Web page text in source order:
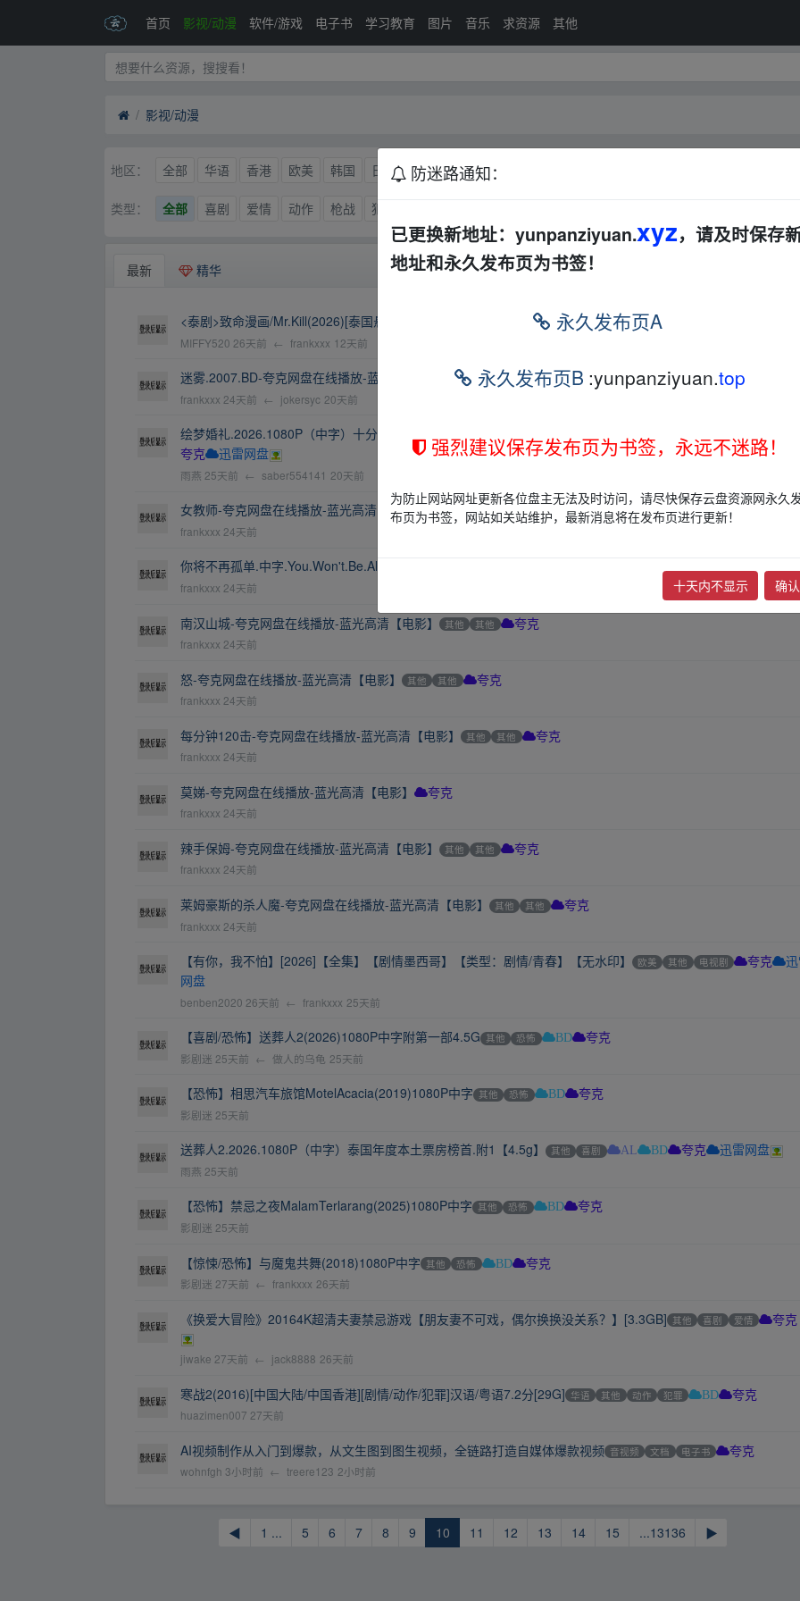
首页 影视/动漫 软件/游戏 电子书 学习教育 图片 音乐 求资源 其他
影视/动漫
地区： 全部 华语 香港 欧美 韩国 日本 印度 其他
类型： 全部 喜剧 爱情 动作 枪战 犯罪
最新 精华
<泰剧>致命漫画/Mr.Kill(2026)[泰国悬疑剧情探案] BD 夸克 迅雷网盘
MIFFY520 26天前 ← frankxxx 12天前
迷雾.2007.BD-夸克网盘在线播放-蓝光高清【电影】 夸克
frankxxx 24天前 ← jokersyc 20天前
绘梦婚礼.2026.1080P（中字）十分美味！豆瓣9.3分【更新第4集】单集1.6g-1.8g 其他 爱情
夸克
迅雷网盘
雨燕 25天前 ← saber554141 20天前
女教师-夸克网盘在线播放-蓝光高清【电影】 夸克
frankxxx 24天前
你将不再孤单.中字.You.Won't.Be.Alone.2-夸克网盘在线播放-蓝光高清【电影】
frankxxx 24天前
南汉山城-夸克网盘在线播放-蓝光高清【电影】 其他 其他 夸克
frankxxx 24天前
怒-夸克网盘在线播放-蓝光高清【电影】 其他 其他 夸克
frankxxx 24天前
每分钟120击-夸克网盘在线播放-蓝光高清【电影】 其他 其他 夸克
frankxxx 24天前
莫娣-夸克网盘在线播放-蓝光高清【电影】 夸克
frankxxx 24天前
辣手保姆-夸克网盘在线播放-蓝光高清【电影】 其他 其他 夸克
frankxxx 24天前
莱姆豪斯的杀人魔-夸克网盘在线播放-蓝光高清【电影】 其他 其他 夸克
frankxxx 24天前
【有你，我不怕】[2026]【全集】【剧情墨西哥】【类型：剧情/青春】【无水印】 欧美 其他 电视剧 夸克
网盘
benben2020 26天前 ← frankxxx 25天前
【喜剧/恐怖】送葬人2(2026)1080P中字附第一部4.5G 其他 恐怖 BD 夸克
影剧迷 25天前 ← 做人的乌龟 25天前
【恐怖】相思汽车旅馆MotelAcacia(2019)1080P中字 其他 恐怖 BD 夸克
影剧迷 25天前
送葬人2.2026.1080P（中字）泰国年度本土票房榜首.附1【4.5g】 其他 喜剧 AL BD 夸克 迅雷网盘
雨燕 25天前
【恐怖】禁忌之夜MalamTerlarang(2025)1080P中字 其他 恐怖 BD 夸克
影剧迷 25天前
【惊悚/恐怖】与魔鬼共舞(2018)1080P中字 其他 恐怖 BD 夸克
影剧迷 27天前 ← frankxxx 26天前
《换爱大冒险》20164K超清夫妻禁忌游戏【朋友妻不可戏，偶尔换换没关系？】[3.3GB] 其他 喜剧 爱情 夸克
jiwake 27天前 ← jack8888 26天前
寒战2(2016)[中国大陆/中国香港][剧情/动作/犯罪]汉语/粤语7.2分[29G] 华语 其他 动作 犯罪 BD 夸克
huazimen007 27天前
AI视频制作从入门到爆款，从文生图到图生视频，全链路打造自媒体爆款视频 音视频 文档 电子书 夸克
wohnfgh 3小时前 ← treere123 2小时前
◀ 1 ... 5 6 7 8 9 10 11 12 13 14 15 ...13136 ▶
防迷路通知：
已更换新地址：yunpanziyuan.xyz，请及时保存
地址和永久发布页为书签！
永久发布页A
永久发布页B :yunpanziyuan.top
强烈建议保存发布页为书签，永远不迷路！
为防止网站网址更新各位盘主无法及时访问，请尽快保存云盘资源网永久
布页为书签，网站如关站维护，最新消息将在发布页进行更新！
十天内不显示 确认